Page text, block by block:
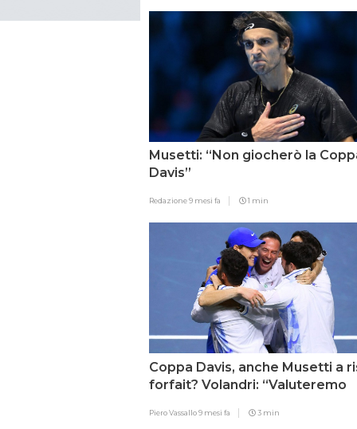
Musetti: “Non giocherò la
Davis”
Redazione9 mesi fa 1 min
Coppa Davis, anche Musetti a
forfait? Volandri: “Valuteremo
Piero Vassallo9 mesi fa 3 min